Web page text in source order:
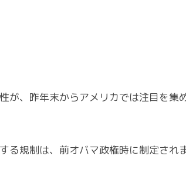
、昨年末からアメリカでは注目を集
規制は、前オバマ政権時に制定されま